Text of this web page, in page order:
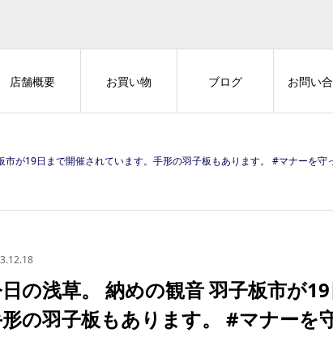
店舗概要 お買い物 ブログ お問い
まで開催されています。手形の羽子板もあります。 #マナーを守って楽しい街歩き #浅草
の浅草。 納めの観音 羽子板市が
の羽子板もあります。 #マナーを